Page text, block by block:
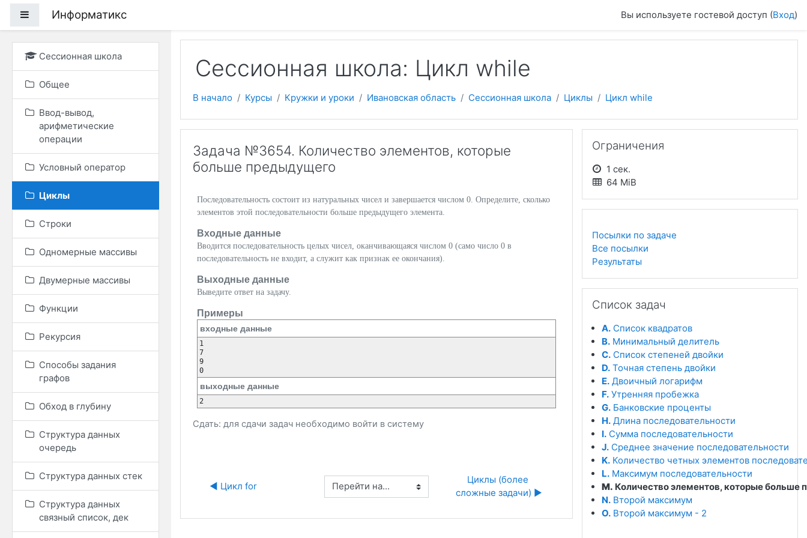
Боковая панель
Информатикс Вы используете гостевой доступ (Вход)
Сессионная школа
Общее
Ввод-вывод,
арифметические
операции
Условный оператор
Циклы
Строки
Одномерные массивы
Двумерные массивы
Функции
Рекурсия
Способы задания
графов
Обход в глубину
Структура данных
очередь
Структура данных стек
Структура данных
связный список, дек
Сессионная школа: Цикл while
В начало Курсы Кружки и уроки Ивановская область Сессионная школа Циклы Цикл while
Задача №3654. Количество элементов, которые
больше предыдущего
Последовательность состоит из натуральных чисел и завершается числом 0. Определите, сколько
элементов этой последовательности больше предыдущего элемента.
Входные данные
Вводится последовательность целых чисел, оканчивающаяся числом 0 (само число 0 в
последовательность не входит, а служит как признак ее окончания).
Выходные данные
Выведите ответ на задачу.
Примеры
входные данные
1
7
9
выходные данные
Сдать: для сдачи задач необходимо войти в систему
◀︎ Цикл for Перейти на...
Циклы (более
сложные задачи) ▶︎
Ограничения
1 сек.
64 MiB
Посылки по задаче
Все посылки
Результаты
Список задач
A. Список квадратов
B. Минимальный делитель
C. Список степеней двойки
D. Точная степень двойки
E. Двоичный логарифм
F. Утренняя пробежка
G. Банковские проценты
H. Длина последовательности
I. Сумма последовательности
J. Среднее значение последовательности
K. Количество четных элементов
L. Максимум последовательности
M. Количество элементов, которые больше
N. Второй максимум
O. Второй максимум - 2